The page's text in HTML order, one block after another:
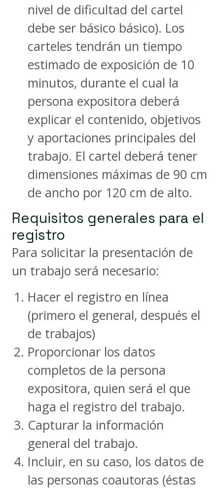
nivel de dificultad del cartel
debe ser básico básico). Los
carteles tendrán un tiempo
estimado de exposición de 10
minutos, durante el cual la
persona expositora deberá
explicar el contenido, objetivos
y aportaciones principales del
trabajo. El cartel deberá tener
dimensiones máximas de 90 cm
de ancho por 120 cm de alto.
Requisitos generales para el
registro
Para solicitar la presentación de
un trabajo será necesario:
Hacer el registro en línea
(primero el general, después el
de trabajos)
Proporcionar los datos
completos de la persona
expositora, quien será el que
haga el registro del trabajo.
Capturar la información
general del trabajo.
Incluir, en su caso, los datos de
las personas coautoras (éstas